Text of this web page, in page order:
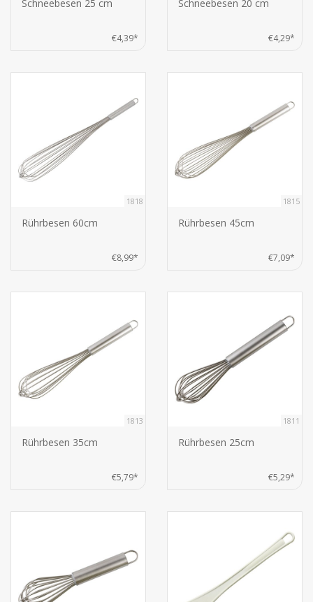
Schneebesen 25 cm
€4,39*
Schneebesen 20 cm
€4,29*
1818
Rührbesen 60cm
€8,99*
1815
Rührbesen 45cm
€7,09*
1813
Rührbesen 35cm
€5,79*
1811
Rührbesen 25cm
€5,29*